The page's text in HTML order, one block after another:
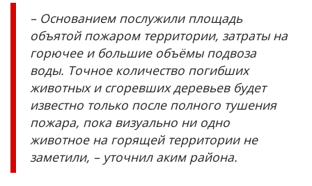
– Основанием послужили площадь
объятой пожаром территории, затраты на
горючее и большие объёмы подвоза
воды. Точное количество погибших
животных и сгоревших деревьев будет
известно только после полного тушения
пожара, пока визуально ни одно
животное на горящей территории не
заметили, – уточнил аким района.